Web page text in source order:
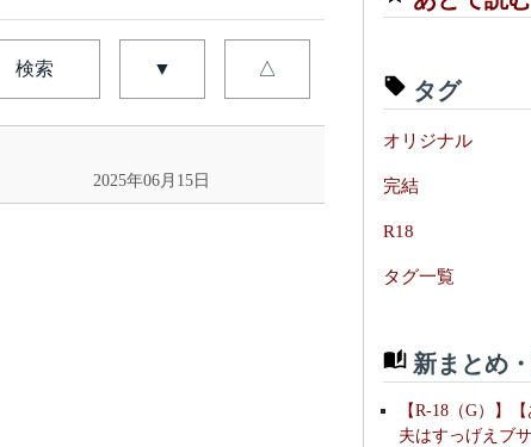
検索 ▼ △
2025年06月15日
タグ
オリジナル
完結
R18
タグ一覧
新まとめ
【R-18（G）】
夫はすっげえブ